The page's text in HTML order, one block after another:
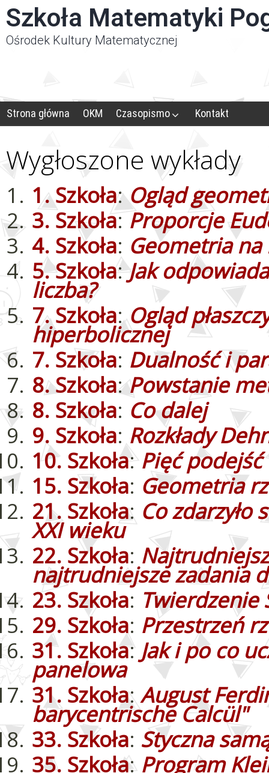
Szkoła Matematyki
Ośrodek Kultury Matematycznej
Strona główna OKM Czasopismo Kontakt
Wygłoszone wykłady
1. Szkoła:Ogląd
3. Szkoła:Proporcje
4. Szkoła: Geometria
5. Szkoła:Jak
liczba?
7. Szkoła:Ogląd
hiperbolicznej
7. Szkoła: Dualność i
8. Szkoła:Powstanie
8. Szkoła: Co dalej
9. Szkoła: Rozkłady
10. Szkoła:Pięć
15. Szkoła: Geometria
21. Szkoła: Co zdarzyło
XXI wieku
22. Szkoła:
najtrudniejsze zadania
23. Szkoła: Twierdzenie
29. Szkoła: Przestrzeń
31. Szkoła: Jak i po co
panelowa
31. Szkoła:August
barycentrische Calcül"
33. Szkoła: Styczna
35. Szkoła:Program